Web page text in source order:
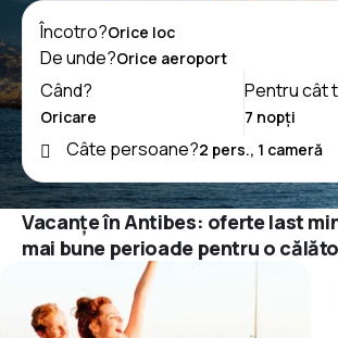
Încotro?
De unde?
Când?
Pentru cât
Câte persoane?
Vacanțe în Antibes: oferte last
mai bune perioade pentru o